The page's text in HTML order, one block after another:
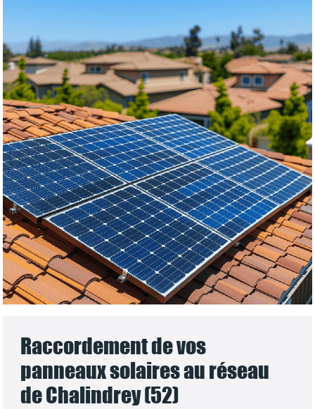
Raccordement de vos
panneaux solaires au réseau
de Chalindrey (52)